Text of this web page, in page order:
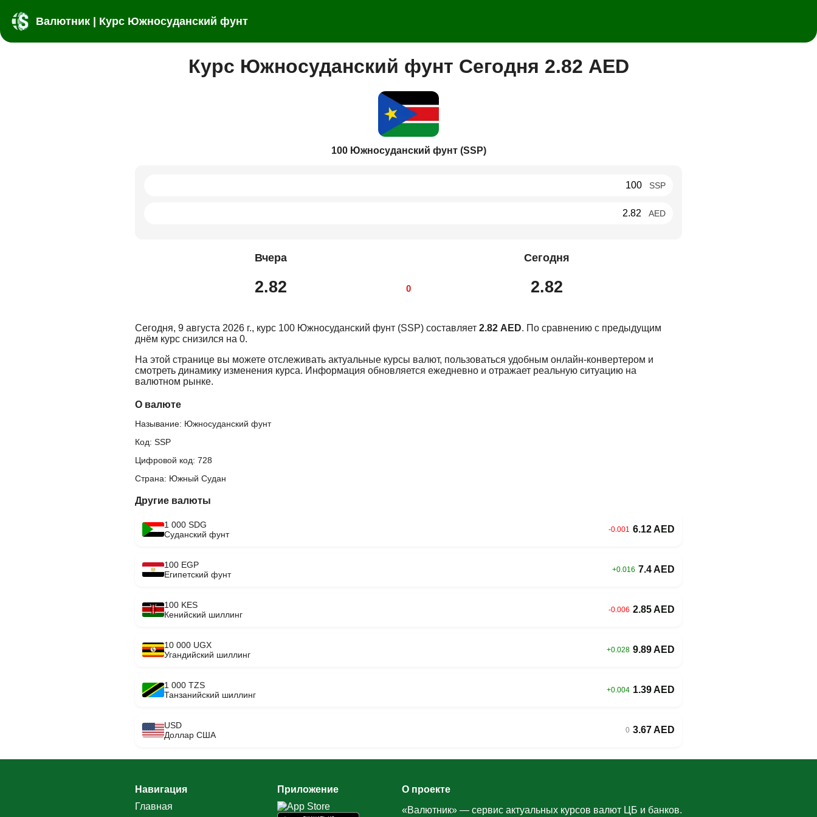
Валютник | Курс Южносуданский фунт
Курс Южносуданский фунт Сегодня 2.82 AED
100 Южносуданский фунт (SSP)
SSP
AED
Вчера
2.82 0
Сегодня
2.82
Сегодня, 9 августа 2026 г., курс 100 Южносуданский фунт (SSP) составляет 2.82 AED. По сравнению с предыдущим
днём курс снизился на 0.
На этой странице вы можете отслеживать актуальные курсы валют, пользоваться удобным онлайн-конвертером и
смотреть динамику изменения курса. Информация обновляется ежедневно и отражает реальную ситуацию на
валютном рынке.
О валюте
Называние: Южносуданский фунт
Код: SSP
Цифровой код: 728
Страна: Южный Судан
Другие валюты
1 000 SDG
Суданский фунт
-0.001 6.12 AED
100 EGP
Египетский фунт
+0.016 7.4 AED
100 KES
Кенийский шиллинг
-0.006 2.85 AED
10 000 UGX
Угандийский шиллинг
+0.028 9.89 AED
1 000 TZS
Танзанийский шиллинг
+0.004 1.39 AED
USD
Доллар США
0 3.67 AED
Навигация
Главная
Приложение
О проекте
«Валютник» — сервис актуальных курсов валют ЦБ и банков.